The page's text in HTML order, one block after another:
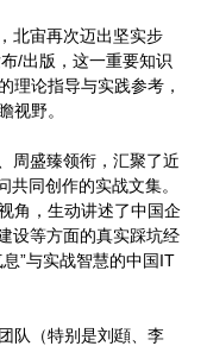
北宙再次迈出坚实步
/出版，这一重要知识
理论指导与实践参考，
视野。
周盛臻领衔，汇聚了近
同创作的实战文集。
角，生动讲述了中国企
设等方面的真实踩坑经
”与实战智慧的中国IT
队（特别是刘頲、李